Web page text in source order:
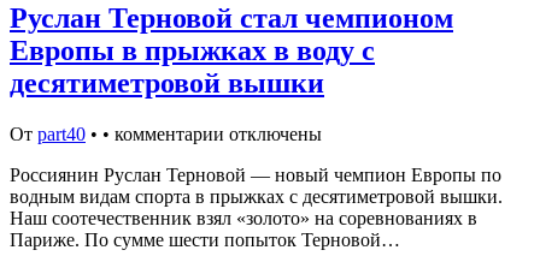
Руслан Терновой стал чемпионом
Европы в прыжках в воду с
десятиметровой вышки
От part40 • • комментарии отключены
Россиянин Руслан Терновой — новый чемпион Европы по
водным видам спорта в прыжках с десятиметровой вышки.
Наш соотечественник взял «золото» на соревнованиях в
Париже. По сумме шести попыток Терновой…